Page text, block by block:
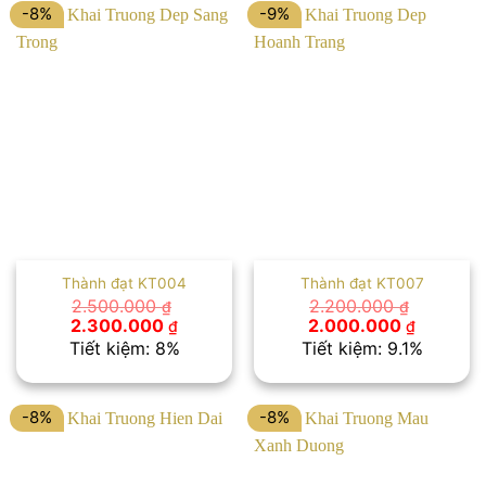
-8%
Thành đạt KT004
2.500.000₫
Giá
gốc
là:
2.300.000 ₫Giá
hiện
tại
2.300.000 ₫.
Tiết kiệm: 8%
-9%
Thành đạt KT007
2.200.000₫
Giá
gốc
là:
2.000.000 ₫Giá
hiện
tại
Tiết kiệm: 9.1%
-8% -8%